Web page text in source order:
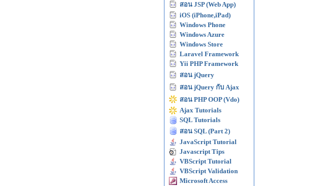
สอน JSP (Web App)
iOS (iPhone,iPad)
Windows Phone
Windows Azure
Windows Store
Laravel Framework
Yii PHP Framework
สอน jQuery
สอน jQuery กับ Ajax
สอน PHP OOP (Vdo)
Ajax Tutorials
SQL Tutorials
สอน SQL (Part 2)
JavaScript Tutorial
Javascript Tips
VBScript Tutorial
VBScript Validation
Microsoft Access